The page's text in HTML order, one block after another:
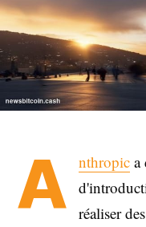
A nthropic a
réaliser